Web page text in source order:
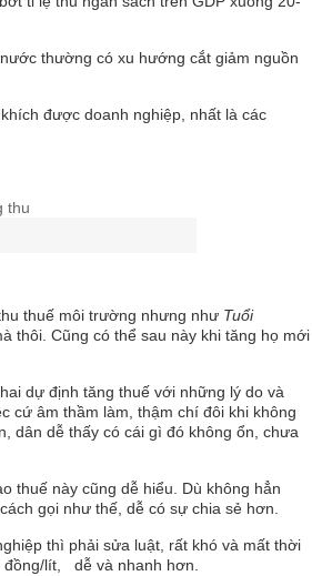
thường có xu hướng cắt giảm nguồn
được doanh nghiệp, nhất là các
thuế môi trường nhưng như Tuổi
thôi. Cũng có thể sau này khi tăng họ mới
dự định tăng thuế với những lý do và
cứ âm thầm làm, thậm chí đôi khi không
dân dễ thấy có cái gì đó không ổn, chưa
thuế này cũng dễ hiểu. Dù không hẳn
gọi như thế, dễ có sự chia sẻ hơn.
thì phải sửa luật, rất khó và mất thời
đồng/lít, dễ và nhanh hơn.